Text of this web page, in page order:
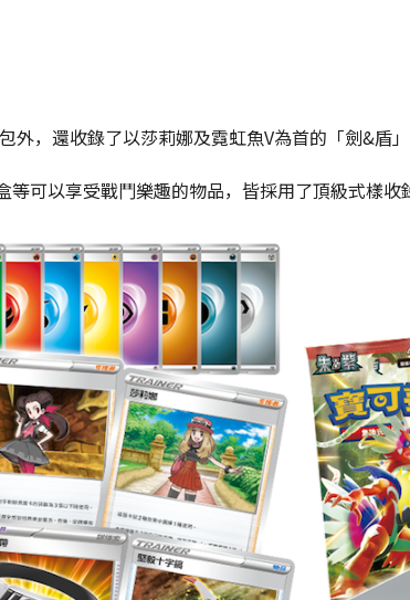
，還收錄了以莎莉娜及霓虹魚V為首的「劍&
可以享受戰鬥樂趣的物品，皆採用了頂級式樣收